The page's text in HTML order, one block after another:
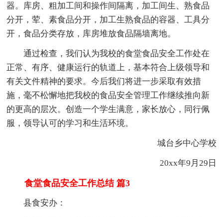
器。库房、粗加工间和操作间隔离，加工间生、熟食品
分开，荤、素食品分开，加工生熟食品的容器、工具分
开，食品分类存放，库房堆放食品隔墙离地。
通过检查，我们认为我校的食堂食品安全工作处在
正常、有序、健康运行的轨道上，基本符合上级领导和
有关文件精神的要求。今后我们将进一步采取有效措
施，毫不松懈地把我校的食品安全管理工作继续推向新
的更高的层次。创造一个学生满意，家长放心，同行佩
服，领导认可的学习和生活环境。
城台乡中心学校
20xx年9月29日
食堂食品安全工作总结 篇3
县食安办：